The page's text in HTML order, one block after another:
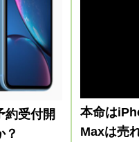
約受付開
？
本命は
Maxは売